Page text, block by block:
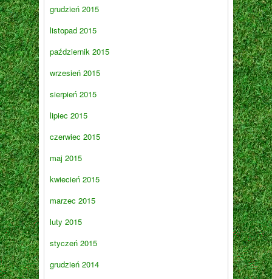
grudzień 2015
listopad 2015
październik 2015
wrzesień 2015
sierpień 2015
lipiec 2015
czerwiec 2015
maj 2015
kwiecień 2015
marzec 2015
luty 2015
styczeń 2015
grudzień 2014